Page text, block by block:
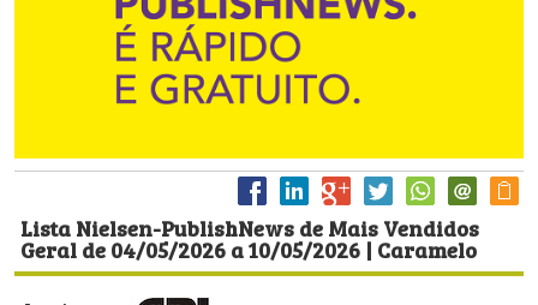
Lista Nielsen-PublishNews de Mais Vendidos
Geral de 04/05/2026 a 10/05/2026 | Caramelo